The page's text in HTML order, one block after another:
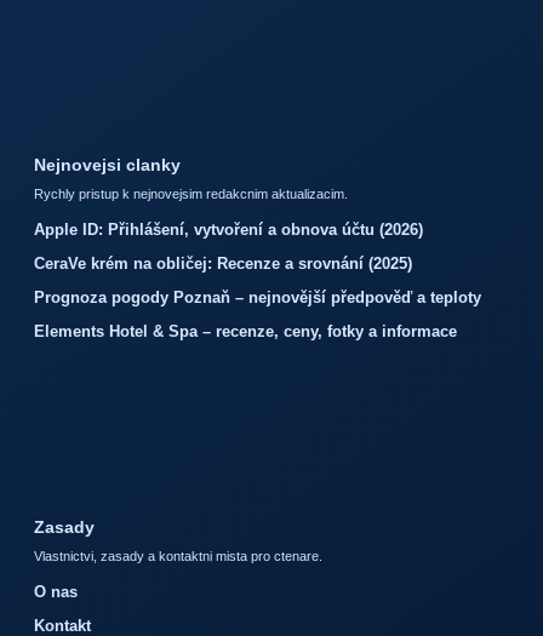
Nejnovejsi clanky
Rychly pristup k nejnovejsim redakcnim aktualizacim.
Apple ID: Přihlášení, vytvoření a obnova účtu (2026)
CeraVe krém na obličej: Recenze a srovnání (2025)
Prognoza pogody Poznaň – nejnovější předpověď a teploty
Elements Hotel & Spa – recenze, ceny, fotky a informace
Zasady
Vlastnictvi, zasady a kontaktni mista pro ctenare.
O nas
Kontakt